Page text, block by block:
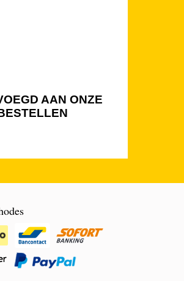
AAN ONZE